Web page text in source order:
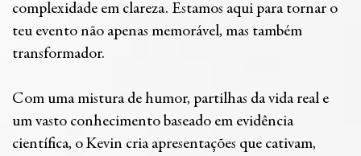
complexidade em clareza. Estamos aqui para tornar o
teu evento não apenas memorável, mas também
transformador.
Com uma mistura de humor, partilhas da vida real e
um vasto conhecimento baseado em evidência
científica, o Kevin cria apresentações que cativam,